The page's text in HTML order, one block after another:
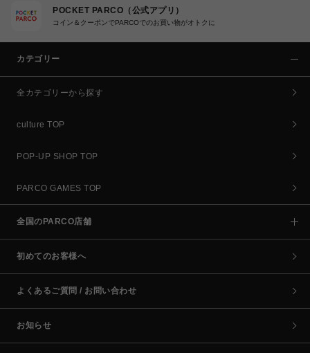
POCKET PARCO（公式アプリ）
コイン＆クーポンでPARCOでのお買い物がオトクに
カテゴリー
全カテゴリーから探す
culture TOP
POP-UP SHOP TOP
PARCO GAMES TOP
全国のPARCO店舗
初めてのお客様へ
よくあるご質問 / お問い合わせ
お知らせ